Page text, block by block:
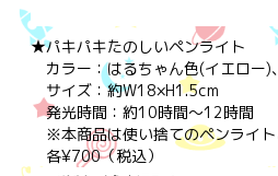
★パキパキたのしいペンライト
カラー：はるちゃん色(イエロー)
サイズ：約W18×H1.5cm
発光時間：約10時間～12時間
※本商品は使い捨てのペンライト
各¥700（税込）